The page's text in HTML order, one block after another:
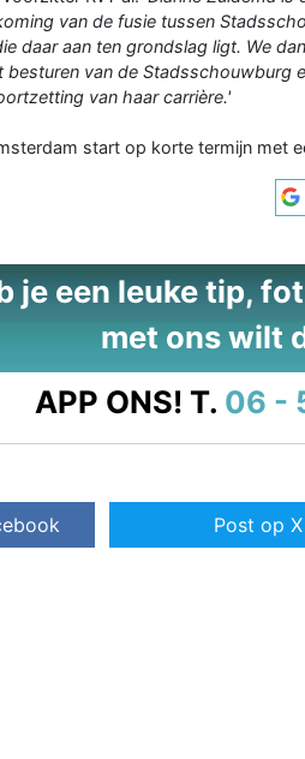
van de fusie tussen
daar aan ten grondslag ligt. We
van de Stadsschouwburg
van haar carrière.'
start op korte termijn met
je een leuke tip,
met ons wilt
APP ONS! T. 06 -
Post op X